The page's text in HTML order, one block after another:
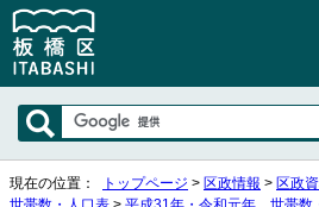
現在の位置： トップページ > 区政情報 > 区政